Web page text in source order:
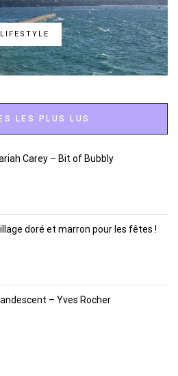
LIFESTYLE
LES PLUS LUS
Carey – Bit of Bubbly
doré et marron pour les fêtes !
– Yves Rocher